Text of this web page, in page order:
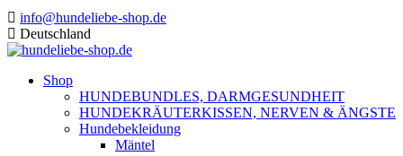
info@hundeliebe-shop.de
Deutschland
Shop
HUNDEBUNDLES, DARMGESUNDHEIT
HUNDEKRÄUTERKISSEN, NERVEN & ÄNGSTE
Hundebekleidung
Mäntel